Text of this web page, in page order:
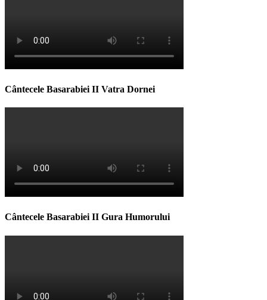
Cântecele Basarabiei II Vatra Dornei
Cântecele Basarabiei II Gura Humorului